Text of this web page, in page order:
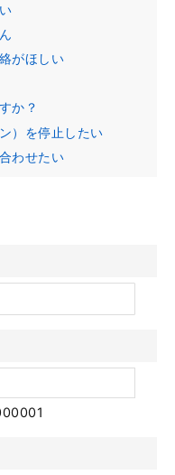
がほしい
か？
）を停止したい
わせたい